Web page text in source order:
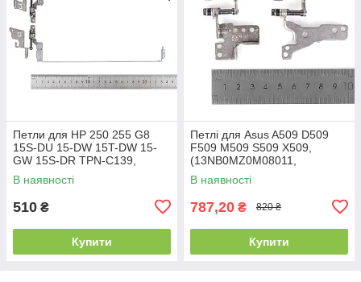
Петли для HP 250 255 G8
15S-DU 15-DW 15T-DW 15-
GW 15S-DR TPN-C139,
(пара, левая+правая,
L52009-001, AM2H8000310,
В наявності
510 ₴
Купити
Петлі для Asus A509 D509
F509 M509 S509 X509,
(13NB0MZ0M08011,
13NB0MZ0M07011, пара,
ліва+права)
В наявності
787,20 ₴ 820 ₴
Купити